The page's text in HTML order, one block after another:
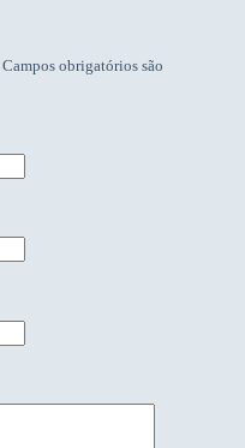
Campos obrigatórios são